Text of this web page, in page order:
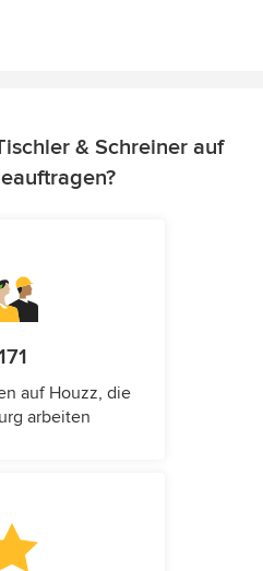
& Schreiner auf
auf Houzz, die
arbeiten